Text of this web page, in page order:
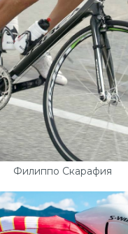
Филиппо Скарафия